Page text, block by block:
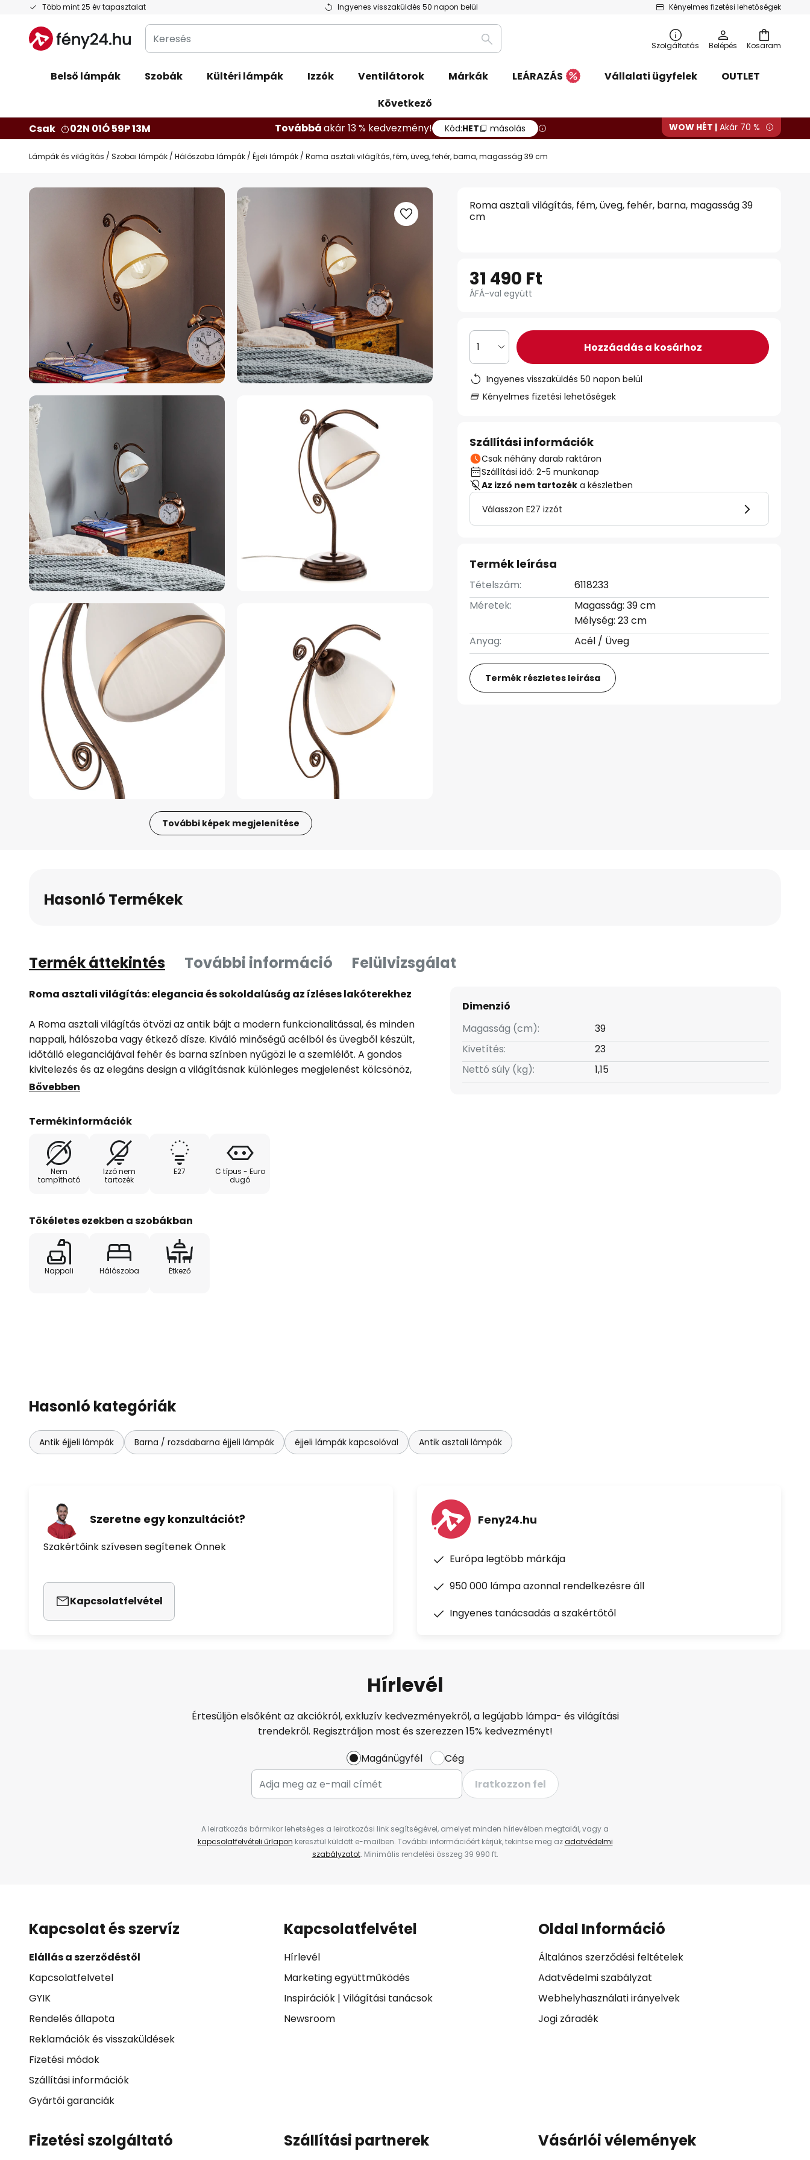
Több mint 25 év tapasztalat Ingyenes visszaküldés 50 napon belül Kényelmes fizetési lehetőségek
Ugrás
tartalomhoz
Kosaram
Keresés
Keresés
Szolgáltatás Belépés
Belső lámpák Szobák Kültéri lámpák Izzók Ventilátorok Márkák LEÁRAZÁS Vállalati ügyfelek
OUTLET
Következő
Csak
02N 01Ó 59P 12M Továbbáakár 13 % kedvezmény! Kód:HET másolás WOW HÉT | Akár 70 %
Lámpák és világítás Szobai lámpák Hálószoba lámpák Éjjeli lámpák Roma asztali világítás, fém, üveg, fehér, barna, magasság 39 cm
Ugrás
További képek megjelenítése
Roma asztali világítás, fém, üveg, fehér, barna, magasság 39
cm
31 490 Ft
ÁFÁ-val együtt
1 Hozzáadás a kosárhoz
Ingyenes visszaküldés 50 napon belül
Kényelmes fizetési lehetőségek
Szállítási információk
Csak néhány darab raktáron
Szállítási idő: 2-5 munkanap
Az izzó nem tartozék a készletben
Válasszon E27 izzót
Termék leírása
Tételszám:
6118233
Méretek:
Magasság: 39 cm
Mélység: 23 cm
Anyag:
Acél / Üveg
Termék részletes leírása
Hasonló Termékek
Termék áttekintés További információ Felülvizsgálat
Roma asztali világítás: elegancia és sokoldalúság az ízléses lakóterekhez
A Roma asztali világítás ötvözi az antik bájt a modern funkcionalitással, és minden
nappali, hálószoba vagy étkező dísze. Kiváló minőségű acélból és üvegből készült,
időtálló eleganciájával fehér és barna színben nyűgözi le a szemlélőt. A gondos
kivitelezés és az elegáns design a világításnak különleges megjelenést kölcsönöz,
amely minden helyiségnek egyedi hangulatot ad.
A Roma asztali világítás további kiemelkedő jellemzője európai eredete, amely a
megjelenés kombinációja tartós és esztétikus világítási megoldást biztosít. Akár
akcentusvilágításként, akár funkcionális világítóelemként, a Roma asztali lámpa
sokoldalúan használható és harmonikusan illeszkedik különböző berendezési
Bővebben
Termékinformációk
Nem
tompítható
Izzó nem
tartozék
E27
C típus - Euro
dugó
Tökéletes ezekben a szobákban
Nappali Hálószoba Étkező
Dimenzió
Magasság (cm):
39
Kivetítés:
23
Nettó súly (kg):
1,15
Hasonló kategóriák
Antik éjjeli lámpák Barna / rozsdabarna éjjeli lámpák éjjeli lámpák kapcsolóval Antik asztali lámpák
Szeretne egy konzultációt?
Szakértőink szívesen segítenek Önnek
Kapcsolatfelvétel
Feny24.hu
Európa legtöbb márkája
950 000 lámpa azonnal rendelkezésre áll
Ingyenes tanácsadás a szakértőtől
Hírlevél
Értesüljön elsőként az akciókról, exkluzív kedvezményekről, a legújabb lámpa- és világítási
trendekről. Regisztráljon most és szerezzen 15% kedvezményt!
Magánügyfél
Cég
Iratkozzon fel
A leiratkozás bármikor lehetséges a leiratkozási link segítségével, amelyet minden hírlevélben megtalál, vagy a
kapcsolatfelvételi űrlapon keresztül küldött e-mailben. További információért kérjük, tekintse meg azadatvédelmi
szabályzatot. Minimális rendelési összeg 39 990 ft.
Kapcsolat és szervíz
Elállás a szerződéstől
Kapcsolatfelvetel
GYIK
Rendelés állapota
Reklamációk és visszaküldések
Fizetési módok
Szállítási információk
Gyártói garanciák
Kapcsolatfelvétel
Hírlevél
Marketing együttműködés
Inspirációk| Világítási tanácsok
Newsroom
Oldal Információ
Általános szerződési feltételek
Adatvédelmi szabályzat
Webhelyhasználati irányelvek
Jogi záradék
Fizetési szolgáltató Szállítási partnerek Vásárlói vélemények